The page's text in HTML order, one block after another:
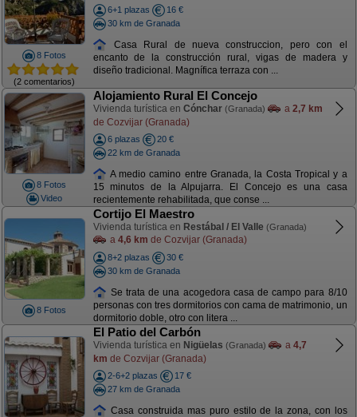
8 Fotos
(2 comentarios)
6+1 plazas
16 €
30 km de Granada
Casa Rural de nueva construccion, pero con el
encanto de la construcción rural, vigas de madera y
diseño tradicional. Magnífica terraza con ...
8 Fotos
Video
Alojamiento Rural El Concejo
Vivienda turística en Cónchar (Granada) a 2,7 km
de Cozvijar (Granada)
6 plazas
20 €
22 km de Granada
A medio camino entre Granada, la Costa Tropical y a
15 minutos de la Alpujarra. El Concejo es una casa
recientemente rehabilitada, que conse ...
8 Fotos
Cortijo El Maestro
Vivienda turística en Restábal / El Valle (Granada)
a 4,6 km de Cozvijar (Granada)
8+2 plazas
30 €
30 km de Granada
Se trata de una acogedora casa de campo para 8/10
personas con tres dormitorios con cama de matrimonio, un
dormitorio doble, otro con litera ...
El Patio del Carbón
Vivienda turística en Nigüelas (Granada) a 4,7
km de Cozvijar (Granada)
2-6+2 plazas
17 €
27 km de Granada
Casa construida mas puro estilo de la zona, con los